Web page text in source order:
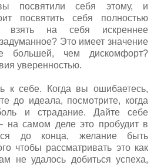
посвятили себя этому, и
посвятить себя полностью
на себя искреннее
Это имеет значение
большей, чем дискомфорт?
уверенностью.
к себе. Когда вы ошибаетесь,
до идеала, посмотрите, когда
и страдание. Дайте себе
на самом деле это пробудит в
до конца, желание быть
чтобы рассматривать это как
не удалось добиться успеха,